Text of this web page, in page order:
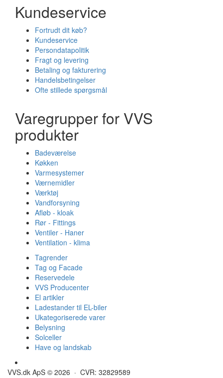
Kundeservice
Fortrudt dit køb?
Kundeservice
Persondatapolitik
Fragt og levering
Betaling og fakturering
Handelsbetingelser
Ofte stillede spørgsmål
Varegrupper for VVS
produkter
Badeværelse
Køkken
Varmesystemer
Værnemidler
Værktøj
Vandforsyning
Afløb - kloak
Rør - Fittings
Ventiler - Haner
Ventilation - klima
Tagrender
Tag og Facade
Reservedele
VVS Producenter
El artikler
Ladestander til EL-biler
Ukategoriserede varer
Belysning
Solceller
Have og landskab
VVS.dk ApS © 2026 · CVR: 32829589